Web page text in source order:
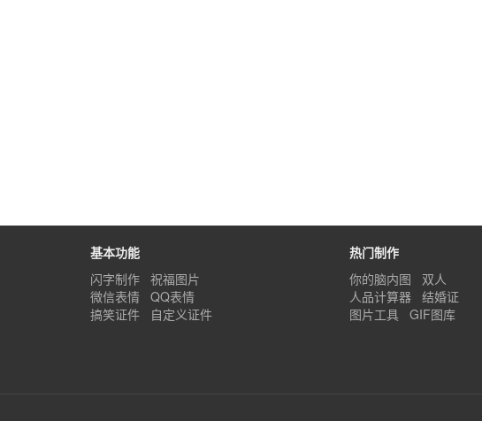
基本功能
闪字制作
祝福图片
微信表情
QQ表情
搞笑证件
自定义证件
热门制作
你的脑内图
双人
人品计算器
结婚证
图片工具
GIF图库